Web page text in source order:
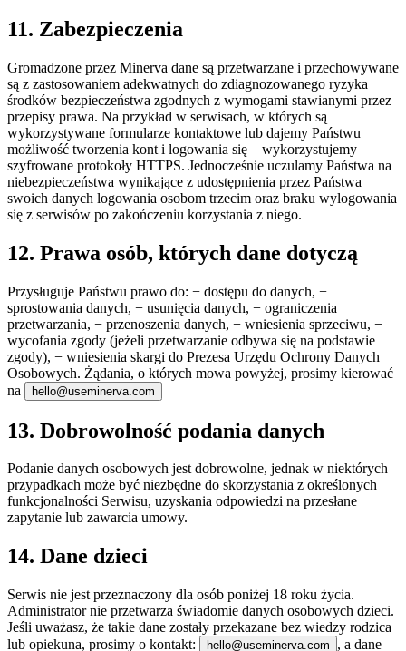
11. Zabezpieczenia
Gromadzone przez Minerva dane są przetwarzane i przechowywane
są z zastosowaniem adekwatnych do zdiagnozowanego ryzyka
środków bezpieczeństwa zgodnych z wymogami stawianymi przez
przepisy prawa. Na przykład w serwisach, w których są
wykorzystywane formularze kontaktowe lub dajemy Państwu
możliwość tworzenia kont i logowania się – wykorzystujemy
szyfrowane protokoły HTTPS. Jednocześnie uczulamy Państwa na
niebezpieczeństwa wynikające z udostępnienia przez Państwa
swoich danych logowania osobom trzecim oraz braku wylogowania
się z serwisów po zakończeniu korzystania z niego.
12. Prawa osób, których dane dotyczą
Przysługuje Państwu prawo do: − dostępu do danych, −
sprostowania danych, − usunięcia danych, − ograniczenia
przetwarzania, − przenoszenia danych, − wniesienia sprzeciwu, −
wycofania zgody (jeżeli przetwarzanie odbywa się na podstawie
zgody), − wniesienia skargi do Prezesa Urzędu Ochrony Danych
Osobowych. Żądania, o których mowa powyżej, prosimy kierować
na
hello@useminerva.com
13. Dobrowolność podania danych
Podanie danych osobowych jest dobrowolne, jednak w niektórych
przypadkach może być niezbędne do skorzystania z określonych
funkcjonalności Serwisu, uzyskania odpowiedzi na przesłane
zapytanie lub zawarcia umowy.
14. Dane dzieci
Serwis nie jest przeznaczony dla osób poniżej 18 roku życia.
Administrator nie przetwarza świadomie danych osobowych dzieci.
Jeśli uważasz, że takie dane zostały przekazane bez wiedzy rodzica
lub opiekuna, prosimy o kontakt:
hello@useminerva.com , a dane